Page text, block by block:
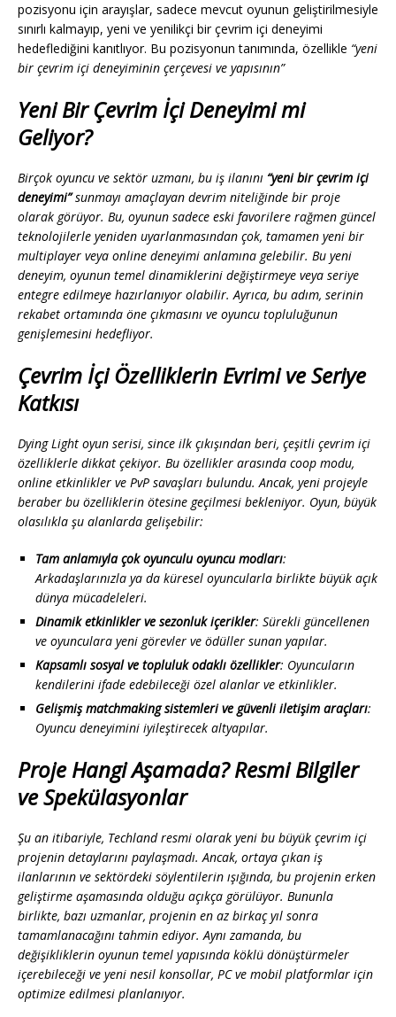
pozisyonu için arayışlar, sadece mevcut oyunun geliştirilmesiyle
sınırlı kalmayıp, yeni ve yenilikçi bir çevrim içi deneyimi
hedeflediğini kanıtlıyor. Bu pozisyonun tanımında, özellikle “yeni
bir çevrim içi deneyiminin çerçevesi ve yapısının”
Yeni Bir Çevrim İçi Deneyimi mi
Geliyor?
Birçok oyuncu ve sektör uzmanı, bu iş ilanını “yeni bir çevrim içi
deneyimi”sunmayı amaçlayan devrim niteliğinde bir proje
olarak görüyor. Bu, oyunun sadece eski favorilere rağmen güncel
teknolojilerle yeniden uyarlanmasından çok, tamamen yeni bir
multiplayer veya online deneyimi anlamına gelebilir. Bu yeni
deneyim, oyunun temel dinamiklerini değiştirmeye veya seriye
entegre edilmeye hazırlanıyor olabilir. Ayrıca, bu adım, serinin
rekabet ortamında öne çıkmasını ve oyuncu topluluğunun
genişlemesini hedefliyor.
Çevrim İçi Özelliklerin Evrimi ve Seriye
Katkısı
Dying Light oyun serisi, since ilk çıkışından beri, çeşitli çevrim içi
özelliklerle dikkat çekiyor. Bu özellikler arasında coop modu,
online etkinlikler ve PvP savaşları bulundu. Ancak, yeni projeyle
beraber bu özelliklerin ötesine geçilmesi bekleniyor. Oyun, büyük
olasılıkla şu alanlarda gelişebilir:
Tam anlamıyla çok oyunculu oyuncu modları:
Arkadaşlarınızla ya da küresel oyuncularla birlikte büyük açık
dünya mücadeleleri.
Dinamik etkinlikler ve sezonluk içerikler: Sürekli güncellenen
ve oyunculara yeni görevler ve ödüller sunan yapılar.
Kapsamlı sosyal ve topluluk odaklı özellikler: Oyuncuların
kendilerini ifade edebileceği özel alanlar ve etkinlikler.
Gelişmiş matchmaking sistemleri ve güvenli iletişim araçları:
Oyuncu deneyimini iyileştirecek altyapılar.
Proje Hangi Aşamada? Resmi Bilgiler
ve Spekülasyonlar
Şu an itibariyle, Techland resmi olarak yeni bu büyük çevrim içi
projenin detaylarını paylaşmadı. Ancak, ortaya çıkan iş
ilanlarının ve sektördeki söylentilerin ışığında, bu projenin erken
geliştirme aşamasında olduğu açıkça görülüyor. Bununla
birlikte, bazı uzmanlar, projenin en az birkaç yıl sonra
tamamlanacağını tahmin ediyor. Aynı zamanda, bu
değişikliklerin oyunun temel yapısında köklü dönüştürmeler
içerebileceği ve yeni nesil konsollar, PC ve mobil platformlar için
optimize edilmesi planlanıyor.